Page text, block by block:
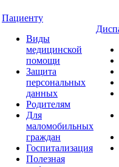
Пациенту
Виды
медицинской
помощи
Защита
персональных
данных
Родителям
Для
маломобильных
граждан
Госпитализация
Полезная